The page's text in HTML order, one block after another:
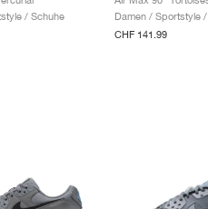
/ Schuhe
Damen / Sportstyle
CHF 141.99